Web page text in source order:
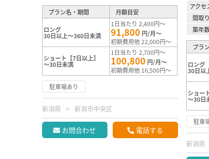
プラン名・期間 月額目安
ロング
30日以上～360日未満
1日当たり 2,400円～
91,800 円/月～
初期費用他 22,000円～
ショート【7日以上】
～30日未満
1日当たり 2,700円～
100,800 円/月～
初期費用他 16,500円～
駐車場あり
新潟県 新潟市中央区
お問合わせ 電話する
アクセ
間取り
築年
プラ
ロング
30日以
ショー
～30日
駐車
新潟県